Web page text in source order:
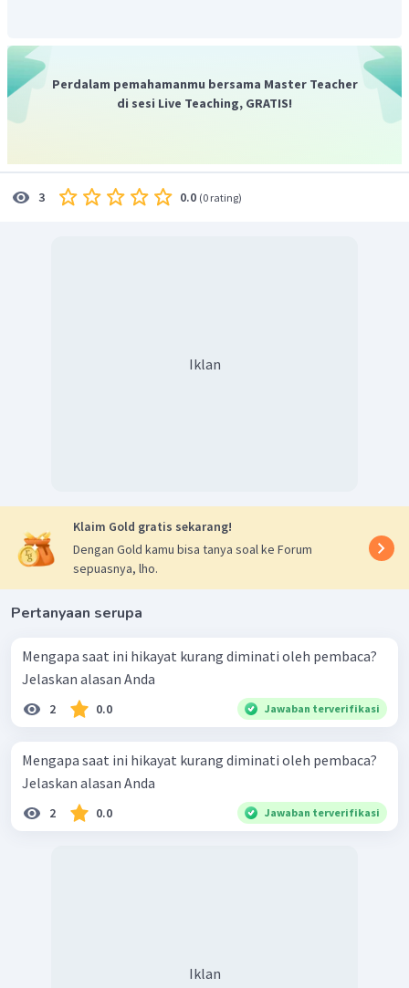
Latar
Tokoh dan penokohan
: tokoh 'aku', Ayah, dan Ibu.
Sudut pandang
Amanat: kita tidak boleh menyerah.
Perdalam pemahamanmu bersama Master Teacher
di sesi Live Teaching, GRATIS!
3 0.0 (0 rating)
Iklan
Klaim Gold gratis sekarang!
Dengan Gold kamu bisa tanya soal ke Forum
sepuasnya, lho.
Pertanyaan serupa
Mengapa saat ini hikayat kurang diminati oleh pembaca?
Jelaskan alasan Anda
2 0.0 Jawaban terverifikasi
Mengapa saat ini hikayat kurang diminati oleh pembaca?
Jelaskan alasan Anda
2 0.0 Jawaban terverifikasi
Iklan